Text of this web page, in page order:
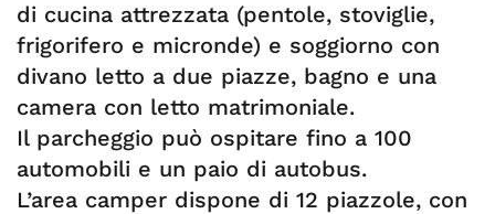
di cucina attrezzata (pentole, stoviglie,
frigorifero e micronde) e soggiorno con
divano letto a due piazze, bagno e una
camera con letto matrimoniale.
Il parcheggio può ospitare fino a 100
automobili e un paio di autobus.
L’area camper dispone di 12 piazzole, con